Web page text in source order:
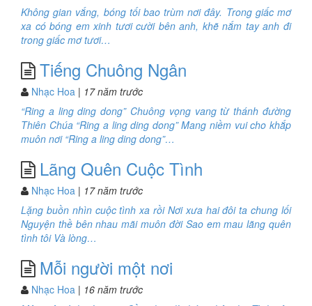
Không gian vắng, bóng tối bao trùm nơi đây. Trong giấc mơ
xa có bóng em xinh tươi cười bên anh, khẽ nắm tay anh đi
trong giấc mơ tươi…
Tiếng Chuông Ngân
Nhạc Hoa | 17 năm trước
“Ring a ling ding dong” Chuông vọng vang từ thánh đường
Thiên Chúa “Ring a ling ding dong” Mang niềm vui cho khắp
muôn nơi “Ring a ling ding dong”…
Lãng Quên Cuộc Tình
Nhạc Hoa | 17 năm trước
Lặng buồn nhìn cuộc tình xa rồi Nơi xưa hai đôi ta chung lối
Nguyện thề bên nhau mãi muôn đời Sao em mau lãng quên
tình tôi Và lòng…
Mỗi người một nơi
Nhạc Hoa | 16 năm trước